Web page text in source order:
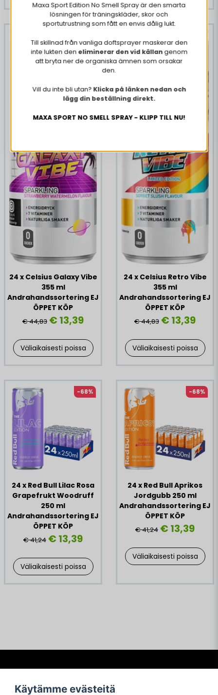
24 x Celsius Galaxy Vibe
355 ml
Andrahandssortering EJ
ÖPPET KÖP
€ 44,83 € 13,39
Väliaikaisesti poissa
24 x Celsius Retro Vibe
355 ml
Andrahandssortering EJ
ÖPPET KÖP
€ 44,83 € 13,39
Väliaikaisesti poissa
24 x Red Bull Lilac Rosa
Grapefrukt Woodruff
250 ml
Andrahandssortering EJ
ÖPPET KÖP
-68%
€ 41,24 € 13,39
Väliaikaisesti poissa
24 x Red Bull Aprikos
Jordgubb 250 ml
Andrahandssortering EJ
ÖPPET KÖP
-68%
€ 41,24 € 13,39
Väliaikaisesti poissa
Maxa Sport Edition No Smell Spray är den smarta
lösningen för träningskläder, skor och
sportutrustning som fått en envis dålig lukt.
Till skillnad från vanliga doftsprayer maskerar den
inte lukten den eliminerar den vid källan genom
att bryta ner de organiska ämnen som orsakar
den.
Vill du inte bli utan? Klicka på länken nedan och
lägg din beställning direkt.
MAXA SPORT NO SMELL SPRAY - KLIPP TILL NU!
Frågor och svar
Käytämme evästeitä